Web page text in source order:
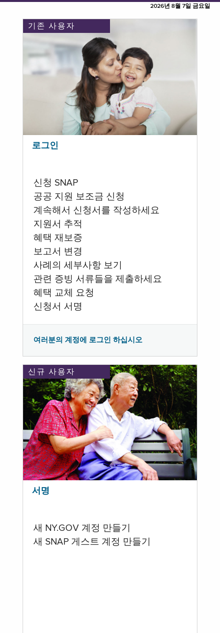
2026년 8월 7일 금요일
기존 사용자
로그인
신청 SNAP
공공 지원 보조금 신청
계속해서 신청서를 작성하세요
지원서 추적
혜택 재보증
보고서 변경
사례의 세부사항 보기
관련 증빙 서류들을 제출하세요
혜택 교체 요청
신청서 서명
여러분의 계정에 로그인 하십시오
신규 사용자
서명
새 NY.GOV 계정 만들기
새 SNAP 게스트 계정 만들기